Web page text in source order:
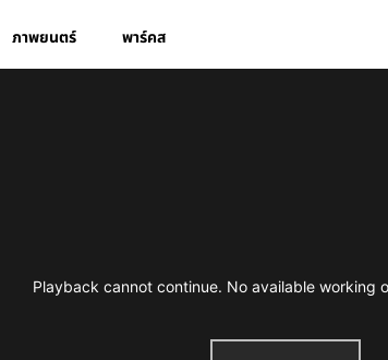
ภาพยนตร์ พาร์คส
Playback cannot continue. No available working